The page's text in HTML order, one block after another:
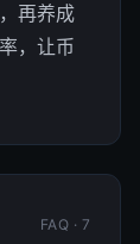
再养成
，让币
FAQ · 7